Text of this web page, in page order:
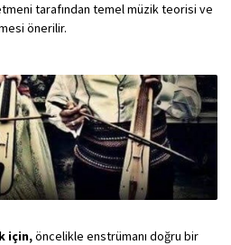
tarafından temel müzik teorisi ve
önerilir.
için,öncelikle enstrümanı doğru bir